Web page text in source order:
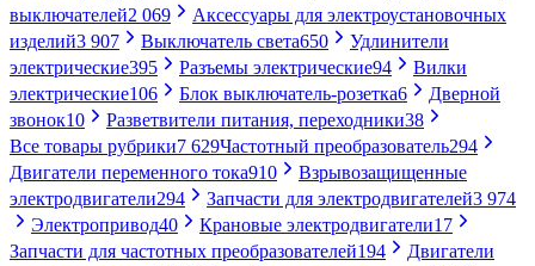
выключателей2 069
Аксессуары для электроустановочных
изделий3 907 Выключатель света650
Удлинители
электрические395 Разъемы электрические94
Вилки
электрические106 Блок выключатель-розетка6
Дверной
звонок10 Разветвители питания, переходники38
Все товары рубрики7 629Частотный преобразователь294
Двигатели переменного тока910
Взрывозащищенные
электродвигатели294 Запчасти для электродвигателей3 974
Электропривод40 Крановые электродвигатели17
Запчасти для частотных преобразователей194
Двигатели